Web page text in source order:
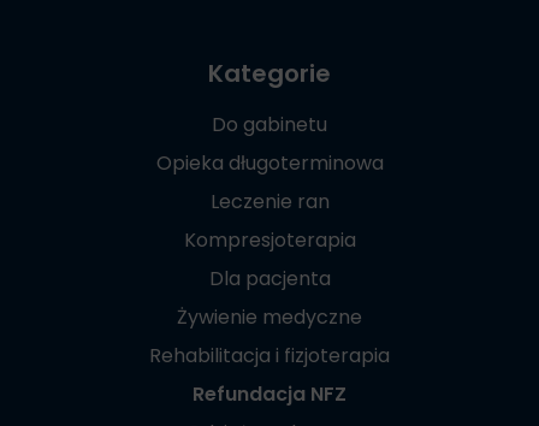
Kategorie
Do gabinetu
Opieka długoterminowa
Leczenie ran
Kompresjoterapia
Dla pacjenta
Żywienie medyczne
Rehabilitacja i fizjoterapia
Refundacja NFZ